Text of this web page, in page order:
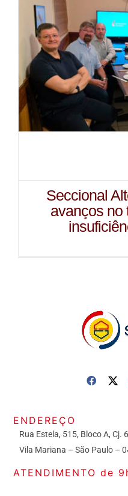
Seccional
avanços no
ENDEREÇO
Rua Estela, 515, Bloco A, Cj.
Vila Mariana – São Paulo –
ATENDIMENTO de